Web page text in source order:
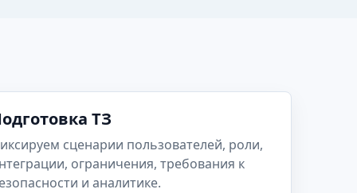
ТЗ
сценарии пользователей, роли,
ограничения, требования к
и аналитике.